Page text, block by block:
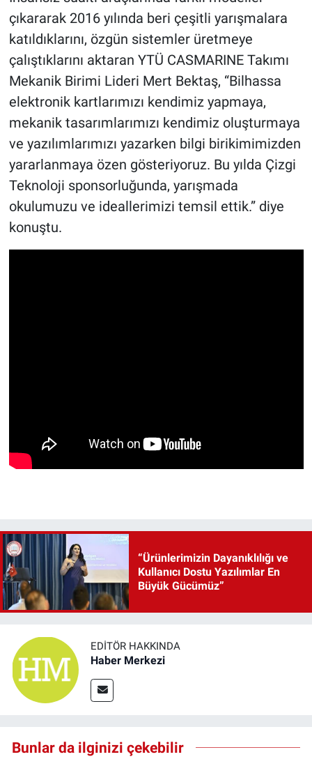
çıkararak 2016 yılında beri çeşitli yarışmalara
katıldıklarını, özgün sistemler üretmeye
çalıştıklarını aktaran YTÜ CASMARINE Takımı
Mekanik Birimi Lideri Mert Bektaş, “Bilhassa
elektronik kartlarımızı kendimiz yapmaya,
mekanik tasarımlarımızı kendimiz oluşturmaya
ve yazılımlarımızı yazarken bilgi birikimimizden
yararlanmaya özen gösteriyoruz. Bu yılda Çizgi
Teknoloji sponsorluğunda, yarışmada
okulumuzu ve ideallerimizi temsil ettik.” diye
konuştu.
“Ürünlerimizin Dayanıklılığı ve
Kullanıcı Dostu Yazılımlar En
Büyük Gücümüz”
EDITÖR HAKKINDA
Haber Merkezi
Bunlar da ilginizi çekebilir